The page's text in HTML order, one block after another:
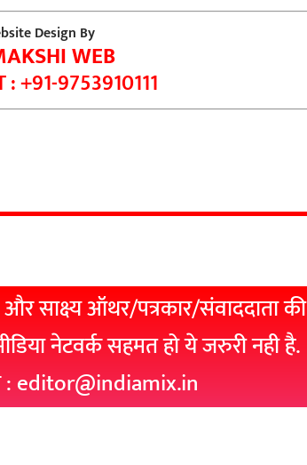
Design By
WEB
: +91-9753910111
साक्ष्य ऑथर/पत्रकार/संवाददाता की
नेटवर्क सहमत हो ये जरुरी नही है.
: editor@indiamix.in